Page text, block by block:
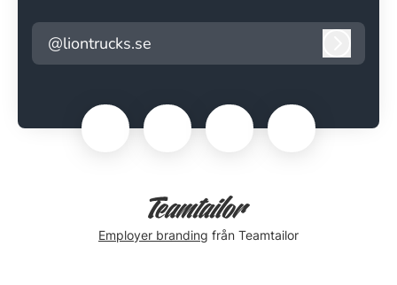
@liontrucks.se
Employer branding från Teamtailor